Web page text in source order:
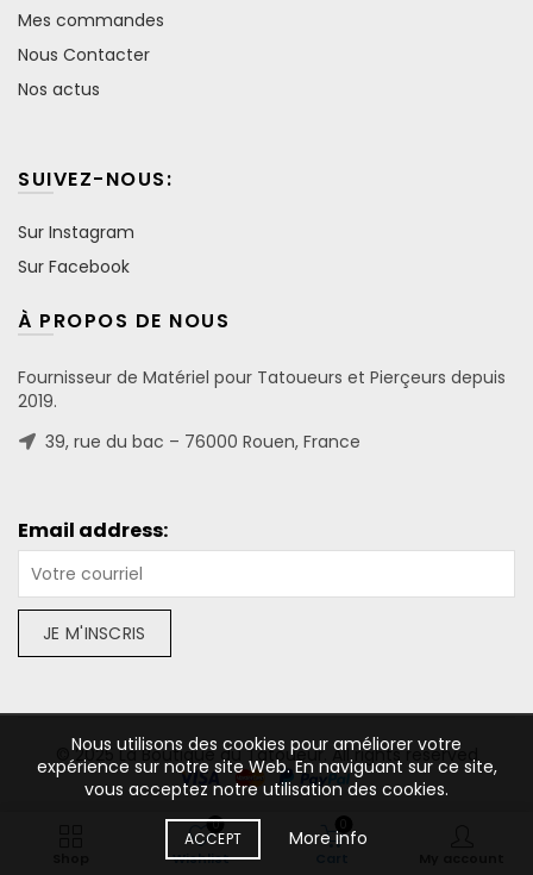
Mes commandes
Nous Contacter
Nos actus
SUIVEZ-NOUS:
Sur Instagram
Sur Facebook
À PROPOS DE NOUS
Fournisseur de Matériel pour Tatoueurs et Pierçeurs depuis
2019.
39, rue du bac – 76000 Rouen, France
Email address:
© 2025 La Boutique du Tatoueur. All rights reserved
0
Wishlist
Nous utilisons des cookies pour améliorer votre
expérience sur notre site Web. En naviguant sur ce site,
vous acceptez notre utilisation des cookies.
ACCEPT More info